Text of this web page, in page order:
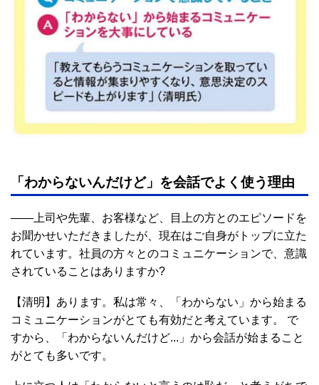
「わからないんだけど」を会話でよく使う理由
――上司や先輩、お客様など、目上の方とのエピソードを
お聞かせいただきましたが、現在はご自身がトップに立た
れています。社員の方々とのコミュニケーションで、意識
されていることはありますか?
【清明】あります。私は常々、「わからない」から始まる
コミュニケーションがとても有効だと考えています。 で
すから、「わからないんだけど...」から会話が始まること
がとても多いです。